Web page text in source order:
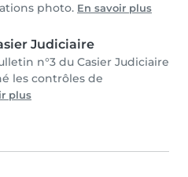
photo. En savoir plus
Judiciaire
n°3 du Casier Judiciaire
les contrôles de
plus